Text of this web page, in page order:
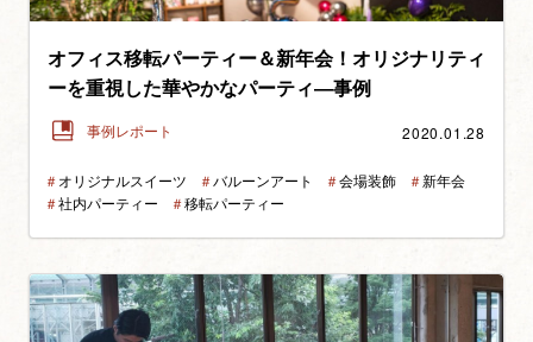
オフィス移転パーティー＆新年会！オリジナリティ
ーを重視した華やかなパーティ―事例
事例レポート 2020.01.28
＃オリジナルスイーツ ＃バルーンアート ＃会場装飾 ＃新年会
＃社内パーティー ＃移転パーティー